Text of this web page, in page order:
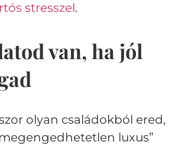
stresszel.
van, ha jól
olyan családokból ered,
luxus”